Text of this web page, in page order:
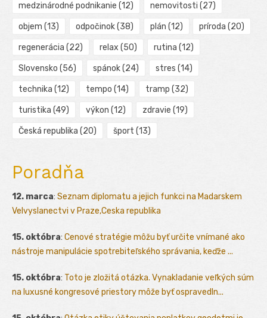
medzinárodné podnikanie (12) nemovitosti (27)
objem (13) odpočinok(38) plán (12) príroda (20)
regenerácia (22) relax (50) rutina (12)
Slovensko (56) spánok(24) stres (14)
technika (12) tempo (14) tramp (32)
turistika (49) výkon (12) zdravie (19)
Česká republika (20) šport (13)
Poradňa
12. marca: Seznam diplomatu a jejich funkci na Madarskem
Velvyslanectvi v Praze,Ceska republika
15. októbra: Cenové stratégie môžu byť určite vnímané ako
nástroje manipulácie spotrebiteľského správania, keďže ...
15. októbra: Toto je zložitá otázka. Vynakladanie veľkých súm
na luxusné kongresové priestory môže byť ospravedln...